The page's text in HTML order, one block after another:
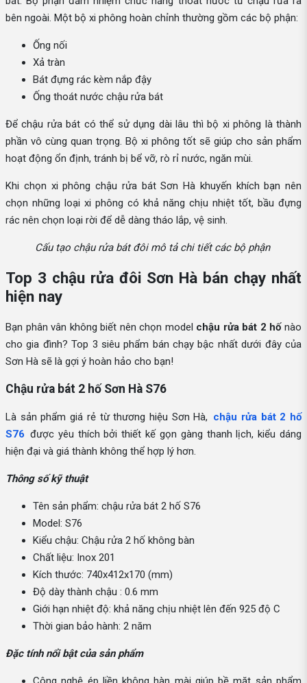
bên ngoài. Một bộ xi phông hoàn chỉnh thường gồm các bộ phận:
Ống nối
Xả tràn
Bát đựng rác kèm nắp đậy
Ống thoát nước chậu rửa bát
Để chậu rửa bát có thể sử dụng dài lâu thì bộ xi phông là thành
phần vô cùng quan trọng. Bộ xi phông tốt sẽ giúp cho sản phẩm
hoạt động ổn định, tránh bị bể vỡ, rò rỉ nước, ngăn mùi.
Khi chọn xi phông chậu rửa bát Sơn Hà khuyến khích bạn nên
chọn những loại xi phông có khả năng chịu nhiệt tốt, bầu đựng
rác nên chọn loại rời để dễ dàng tháo lắp, vệ sinh.
Cấu tạo chậu rửa bát đôi mô tả chi tiết các bộ phận
Top 3 chậu rửa đôi Sơn Hà bán chạy nhất
hiện nay
Bạn phân vân không biết nên chọn model chậu rửa bát 2 hốnào
cho gia đình? Top 3 siêu phẩm bán chạy bậc nhất dưới đây của
Sơn Hà sẽ là gợi ý hoàn hảo cho bạn!
Chậu rửa bát 2 hố Sơn Hà S76
Là sản phẩm giá rẻ từ thương hiệu Sơn Hà, chậu rửa bát 2 hố
S76 được yêu thích bởi thiết kế gọn gàng thanh lịch, kiểu dáng
hiện đại và giá thành không thể hợp lý hơn.
Thông số kỹ thuật
Tên sản phẩm: chậu rửa bát 2 hố S76
Model: S76
Kiểu chậu: Chậu rửa 2 hố không bàn
Chất liệu: Inox 201
Kích thước: 740x412x170 (mm)
Độ dày thành chậu : 0.6 mm
Giới hạn nhiệt độ: khả năng chịu nhiệt lên đến 925 độ C
Thời gian bảo hành: 2 năm
Đặc tính nổi bật của sản phẩm